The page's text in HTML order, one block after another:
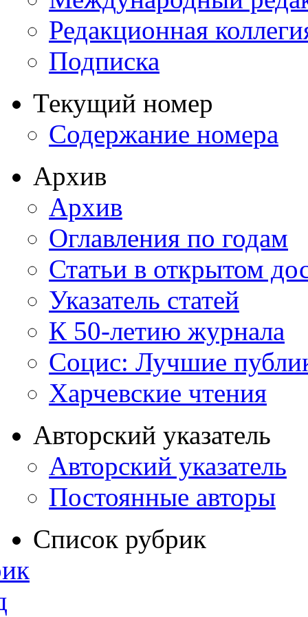
Редакционная
Подписка
Текущий номер
Содержание номера
Архив
Архив
Оглавления по годам
Статьи в открытом
Указатель статей
К 50-летию журнала
Социс: Лучшие
Харчевские чтения
Авторский указатель
Авторский указатель
Постоянные авторы
Список рубрик